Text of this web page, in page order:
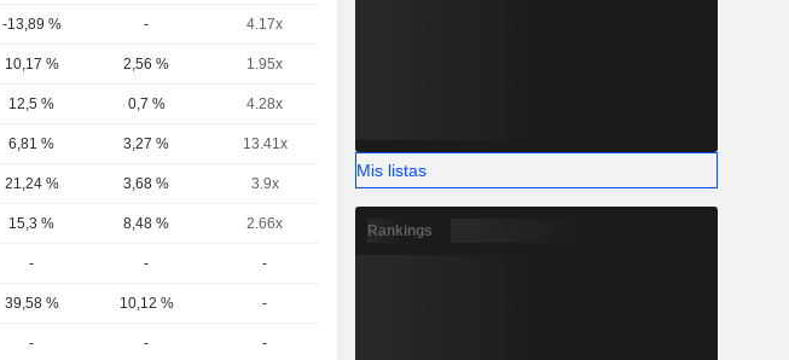
-13,89 % - 4.17x
10,17 % 2,56 % 1.95x
12,5 % 0,7 % 4.28x
6,81 % 3,27 % 13.41x
21,24 % 3,68 % 3.9x
15,3 % 8,48 % 2.66x
- - -
39,58 % 10,12 % -
- - -
Mis listas
Rankings